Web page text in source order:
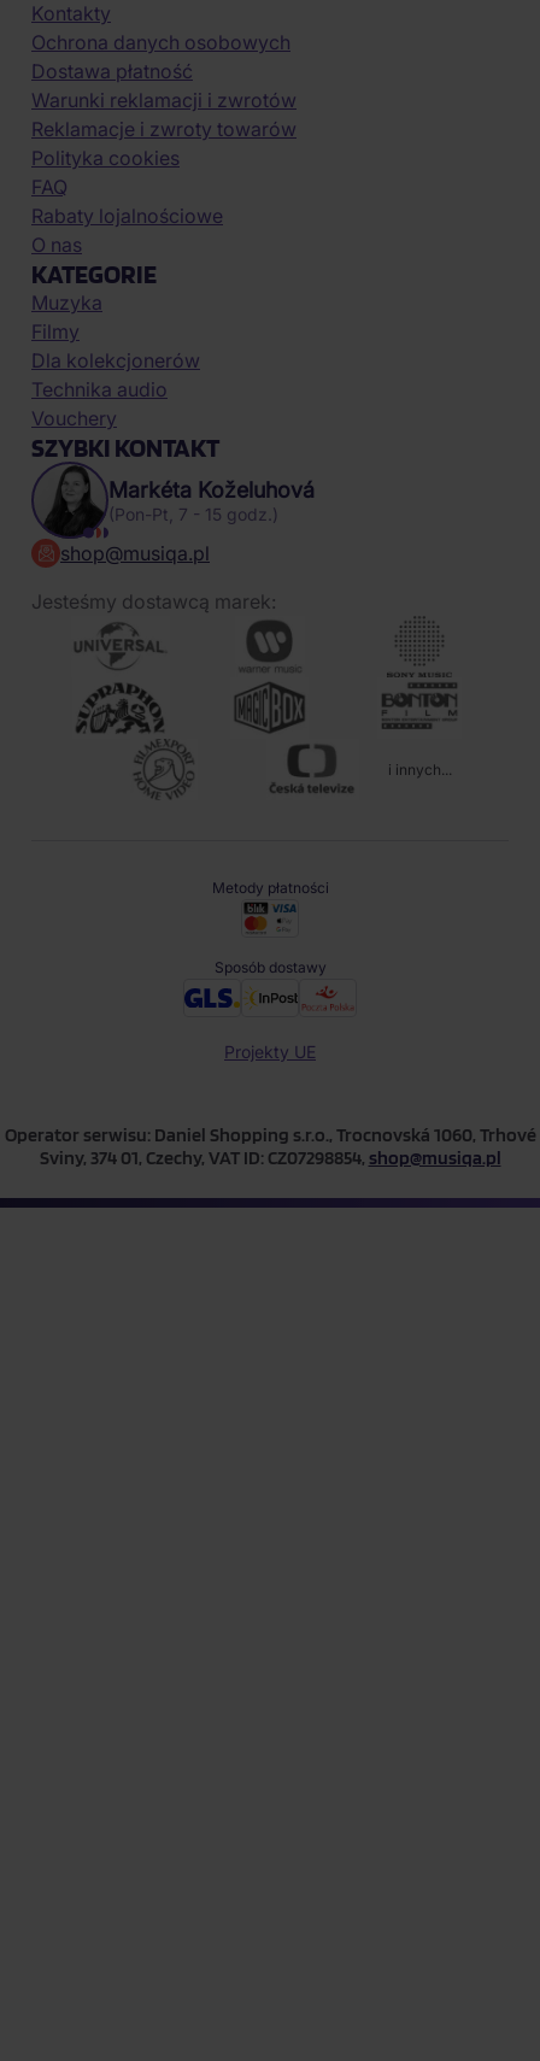
Kontakty
Ochrona danych osobowych
Dostawa płatność
Warunki reklamacji i zwrotów
Reklamacje i zwroty towarów
Polityka cookies
FAQ
Rabaty lojalnościowe
O nas
KATEGORIE
Muzyka
Filmy
Dla kolekcjonerów
Technika audio
Vouchery
SZYBKI KONTAKT
Markéta Koželuhová
(Pon-Pt, 7 - 15 godz.)
shop@musiqa.pl
Jesteśmy dostawcą marek:
i innych...
Metody płatności
Sposób dostawy
Projekty UE
Operator serwisu: Daniel Shopping s.r.o., Trocnovská 1060, Trhové
Sviny, 374 01, Czechy, VAT ID: CZ07298854, shop@musiqa.pl